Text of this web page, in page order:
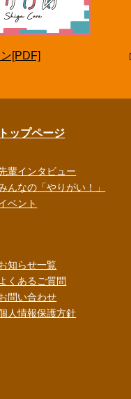
[PDF]
ップページ
輩インタビュー
んなの「やりがい！」
ベント
知らせ一覧
くあるご質問
問い合わせ
人情報保護方針